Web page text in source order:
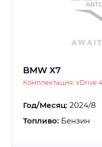
BMW X7
Комплектация: xDrive
Год/Месяц: 2024/8
Топливо: Бензин